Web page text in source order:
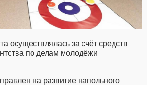
осуществлялась за счёт средств
по делам молодёжи
на развитие напольного